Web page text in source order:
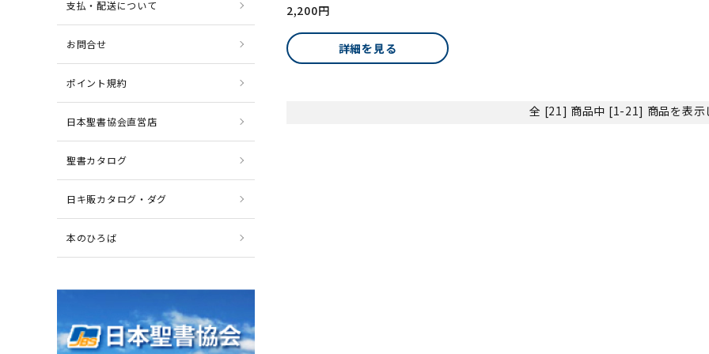
2,200円
詳細を見る
全 [21] 商品中 [1-21] 商品を表示
支払・配送について
お問合せ
ポイント規約
日本聖書協会直営店
聖書カタログ
日キ販カタログ・ダグ
本のひろば